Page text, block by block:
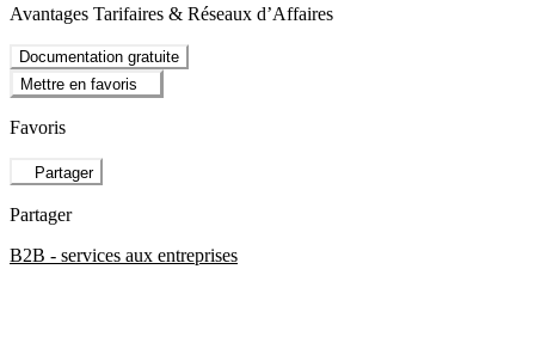
Avantages Tarifaires & Réseaux d’Affaires
Documentation gratuite
Mettre en favoris
Favoris
Partager
Partager
B2B - services aux entreprises